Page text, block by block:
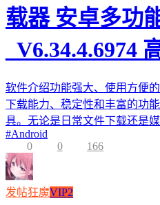
载器 安卓多功
_V6.34.4.6974
软件介绍功能强大、使用方便
下载能力、稳定性和丰富的功
具。无论是日常文件下载还是
#Android
0
0 166
发帖狂魔VIP2